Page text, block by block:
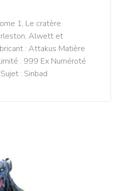
1, Le cratère
Alwett et
: Attakus Matière
: 999 Ex Numéroté
: Sinbad